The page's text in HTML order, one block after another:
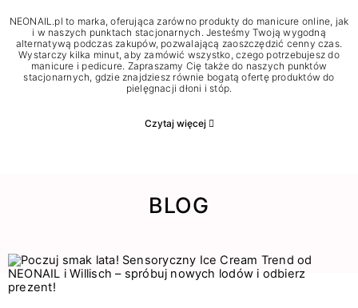
NEONAIL.pl to marka, oferująca zarówno produkty do manicure online, jak
i w naszych punktach stacjonarnych. Jesteśmy Twoją wygodną
alternatywą podczas zakupów, pozwalającą zaoszczędzić cenny czas.
Wystarczy kilka minut, aby zamówić wszystko, czego potrzebujesz do
manicure i pedicure. Zapraszamy Cię także do naszych punktów
stacjonarnych, gdzie znajdziesz równie bogatą ofertę produktów do
pielęgnacji dłoni i stóp.
Czytaj więcej
BLOG